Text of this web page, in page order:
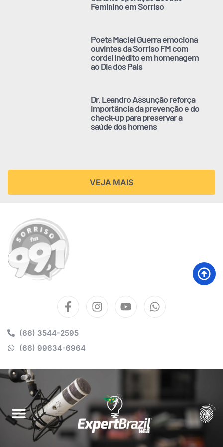
Feminino em Sorriso
Poeta Maciel Guerra emociona
ouvintes da Sorriso FM com
cordel inédito em homenagem
ao Dia dos Pais
Dr. Leandro Assunção reforça
importância da prevenção e do
check-up para preservar a
saúde dos homens
VEJA MAIS
(66) 3544-2595
(66) 99634-6964